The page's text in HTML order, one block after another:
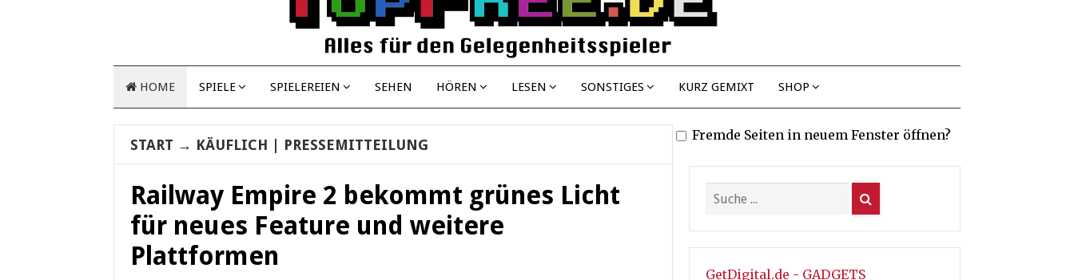
HOME SPIELE SPIELEREIEN SEHEN HÖREN LESEN SONSTIGES KURZ GEMIXT SHOP
START → KÄUFLICH | PRESSEMITTEILUNG
Railway Empire 2 bekommt grünes Licht
für neues Feature und weitere
Plattformen
Fremde Seiten in neuem Fenster öffnen?
GetDigital.de - GADGETS